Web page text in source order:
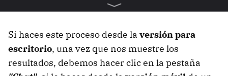
Si haces este proceso desde la versión para
escritorio, una vez que nos muestre los
resultados, debemos hacer clic en la pestaña